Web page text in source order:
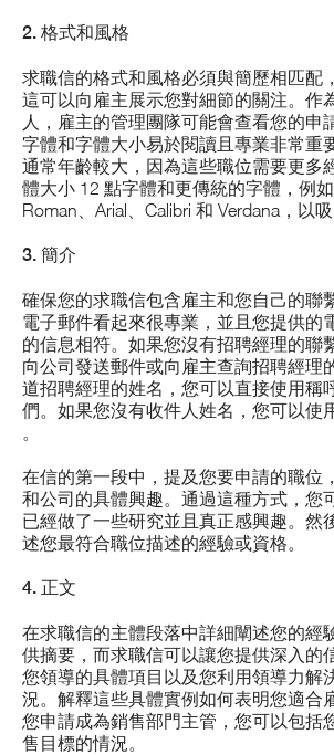
2. 格式和風格
求職信的格式和風格必須與簡歷相匹配
這可以向雇主展示您對細節的關注。作
人，雇主的管理團隊可能會查看您的申
字體和字體大小易於閱讀且專業非常重
通常年齡較大，因為這些職位需要更多
體大小 12 點字體和更傳統的字體，例
Roman、Arial、Calibri 和 Verdana，以
3. 簡介
確保您的求職信包含雇主和您自己的聯
電子郵件看起來很專業，並且您提供的
的信息相符。如果您沒有招聘經理的聯
向公司發送郵件或向雇主查詢招聘經理
道招聘經理的姓名，您可以直接使用稱
們。如果您沒有收件人姓名，您可以使
。
在信的第一段中，提及您要申請的職位
和公司的具體興趣。通過這種方式，您
已經做了一些研究並且真正感興趣。然
述您最符合職位描述的經驗或資格。
4. 正文
在求職信的主體段落中詳細闡述您的經
供摘要，而求職信可以讓您提供深入的
您領導的具體項目以及您利用領導力解
況。解釋這些具體實例如何表明您適合
您申請成為銷售部門主管，您可以包括
售目標的情況。